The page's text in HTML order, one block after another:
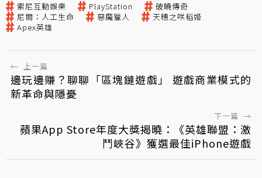
索尼互動娛樂 PlayStation
破曉傳奇
尼爾：人工生命
惡魔獵人
天穗之咲稻姬
Apex英雄
← 上一篇
邊玩邊賺？聊聊「區塊鏈遊戲」 遊戲商業模式的
新革命與隱憂
下一篇 →
蘋果App Store年度大獎揭曉：《英雄聯盟：激
鬥峽谷》獲選最佳iPhone遊戲